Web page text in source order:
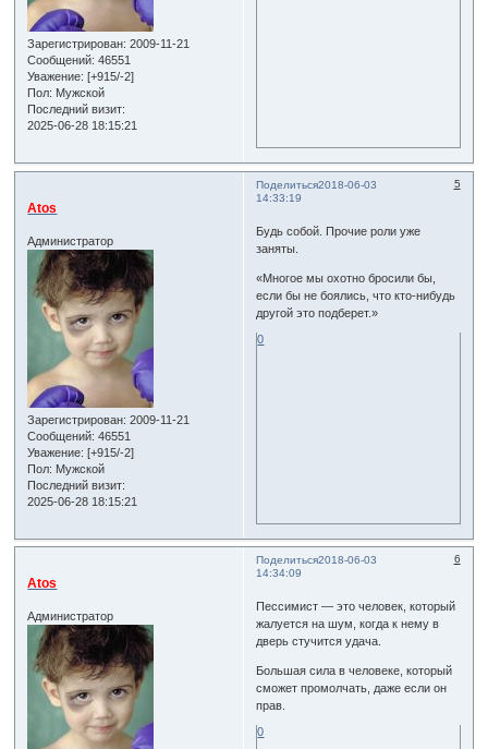
Зарегистрирован: 2009-11-21
Сообщений: 46551
Уважение: [+915/-2]
Пол: Мужской
Последний визит:
2025-06-28 18:15:21
Поделиться 5
2018-06-03
14:33:19
Atos
Администратор
Зарегистрирован: 2009-11-21
Сообщений: 46551
Уважение: [+915/-2]
Пол: Мужской
Последний визит:
2025-06-28 18:15:21
Будь собой. Прочие роли уже
заняты.
«Многое мы охотно бросили бы,
если бы не боялись, что кто-нибудь
другой это подберет.»
0
Поделиться 6
2018-06-03
14:34:09
Atos
Администратор
Пессимист — это человек, который
жалуется на шум, когда к нему в
дверь стучится удача.
Большая сила в человеке, который
сможет промолчать, даже если он
прав.
0